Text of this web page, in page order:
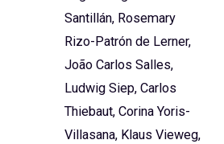
Santillán, Rosemary
Rizo-Patrón de Lerner,
João Carlos Salles,
Ludwig Siep, Carlos
Thiebaut, Corina Yoris-
Villasana, Klaus Vieweg,